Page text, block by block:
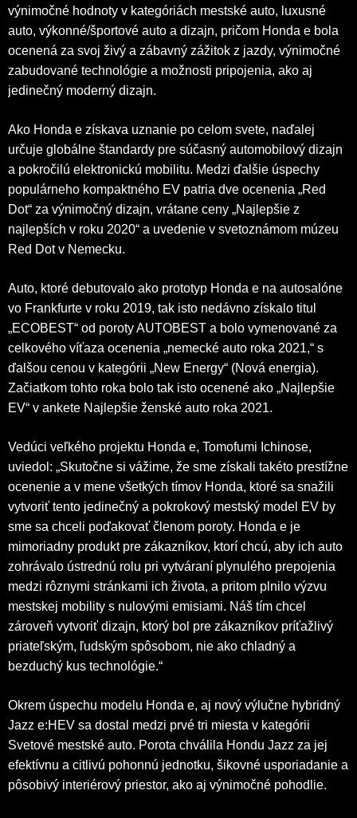
výnimočné hodnoty v kategóriách mestské auto, luxusné
auto, výkonné/športové auto a dizajn, pričom Honda e bola
ocenená za svoj živý a zábavný zážitok z jazdy, výnimočné
zabudované technológie a možnosti pripojenia, ako aj
jedinečný moderný dizajn.
Ako Honda e získava uznanie po celom svete, naďalej
určuje globálne štandardy pre súčasný automobilový dizajn
a pokročilú elektronickú mobilitu. Medzi ďalšie úspechy
populárneho kompaktného EV patria dve ocenenia „Red
Dot“ za výnimočný dizajn, vrátane ceny „Najlepšie z
najlepších v roku 2020“ a uvedenie v svetoznámom múzeu
Red Dot v Nemecku.
Auto, ktoré debutovalo ako prototyp Honda e na autosalóne
vo Frankfurte v roku 2019, tak isto nedávno získalo titul
„ECOBEST“ od poroty AUTOBEST a bolo vymenované za
celkového víťaza ocenenia „nemecké auto roka 2021,“ s
ďalšou cenou v kategórii „New Energy“ (Nová energia).
Začiatkom tohto roka bolo tak isto ocenené ako „Najlepšie
EV“ v ankete Najlepšie ženské auto roka 2021.
Vedúci veľkého projektu Honda e, Tomofumi Ichinose,
uviedol: „Skutočne si vážime, že sme získali takéto prestížne
ocenenie a v mene všetkých tímov Honda, ktoré sa snažili
vytvoriť tento jedinečný a pokrokový mestský model EV by
sme sa chceli poďakovať členom poroty. Honda e je
mimoriadny produkt pre zákazníkov, ktorí chcú, aby ich auto
zohrávalo ústrednú rolu pri vytváraní plynulého prepojenia
medzi rôznymi stránkami ich života, a pritom plnilo výzvu
mestskej mobility s nulovými emisiami. Náš tím chcel
zároveň vytvoriť dizajn, ktorý bol pre zákazníkov príťažlivý
priateľským, ľudským spôsobom, nie ako chladný a
bezduchý kus technológie.“
Okrem úspechu modelu Honda e, aj nový výlučne hybridný
Jazz e:HEV sa dostal medzi prvé tri miesta v kategórii
Svetové mestské auto. Porota chválila Hondu Jazz za jej
efektívnu a citlivú pohonnú jednotku, šikovné usporiadanie a
pôsobivý interiérový priestor, ako aj výnimočné pohodlie.